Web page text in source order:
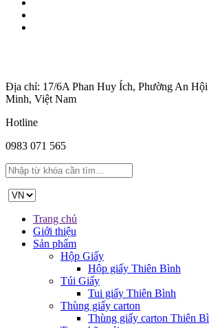
Địa chỉ: 17/6A Phan Huy Ích, Phường An
Minh, Việt Nam
Hotline
0983 071 565
Trang chủ
Giới thiệu
Sản phẩm
Hộp Giấy
Hộp giấy Thiên Bình
Túi Giấy
Tui giấy Thiên Bình
Thùng giấy carton
Thùng giấy carton Thiên